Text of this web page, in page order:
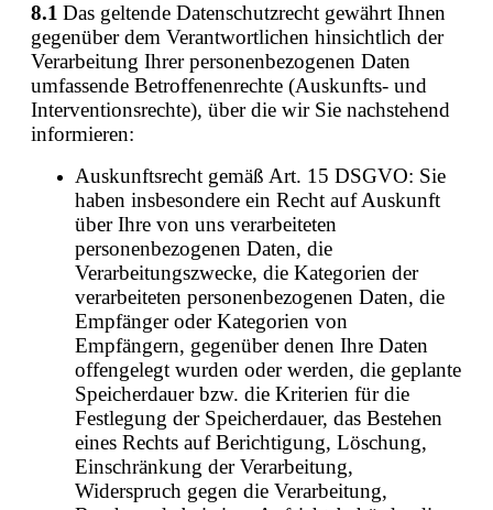
8.1 Das geltende Datenschutzrecht gewährt Ihnen
gegenüber dem Verantwortlichen hinsichtlich der
Verarbeitung Ihrer personenbezogenen Daten
umfassende Betroffenenrechte (Auskunfts- und
Interventionsrechte), über die wir Sie nachstehend
informieren:
Auskunftsrecht gemäß Art. 15 DSGVO: Sie
haben insbesondere ein Recht auf Auskunft
über Ihre von uns verarbeiteten
personenbezogenen Daten, die
Verarbeitungszwecke, die Kategorien der
verarbeiteten personenbezogenen Daten, die
Empfänger oder Kategorien von
Empfängern, gegenüber denen Ihre Daten
offengelegt wurden oder werden, die geplante
Speicherdauer bzw. die Kriterien für die
Festlegung der Speicherdauer, das Bestehen
eines Rechts auf Berichtigung, Löschung,
Einschränkung der Verarbeitung,
Widerspruch gegen die Verarbeitung,